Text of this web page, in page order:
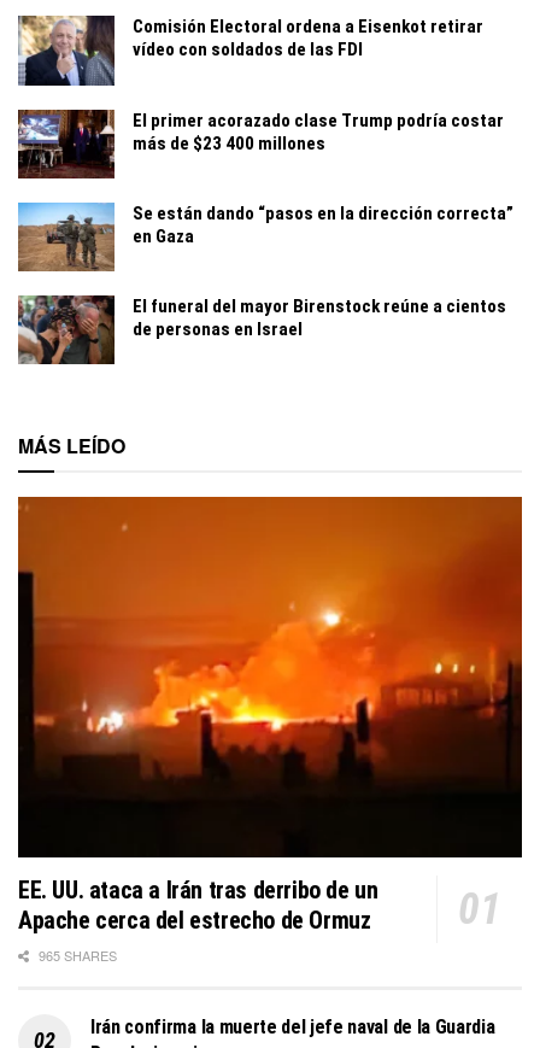
Comisión Electoral ordena a Eisenkot retirar
vídeo con soldados de las FDI
El primer acorazado clase Trump podría costar
más de $23 400 millones
Se están dando “pasos en la dirección correcta”
en Gaza
El funeral del mayor Birenstock reúne a cientos
de personas en Israel
MÁS LEÍDO
EE. UU. ataca a Irán tras derribo de un
Apache cerca del estrecho de Ormuz
965 SHARES
Irán confirma la muerte del jefe naval de la Guardia